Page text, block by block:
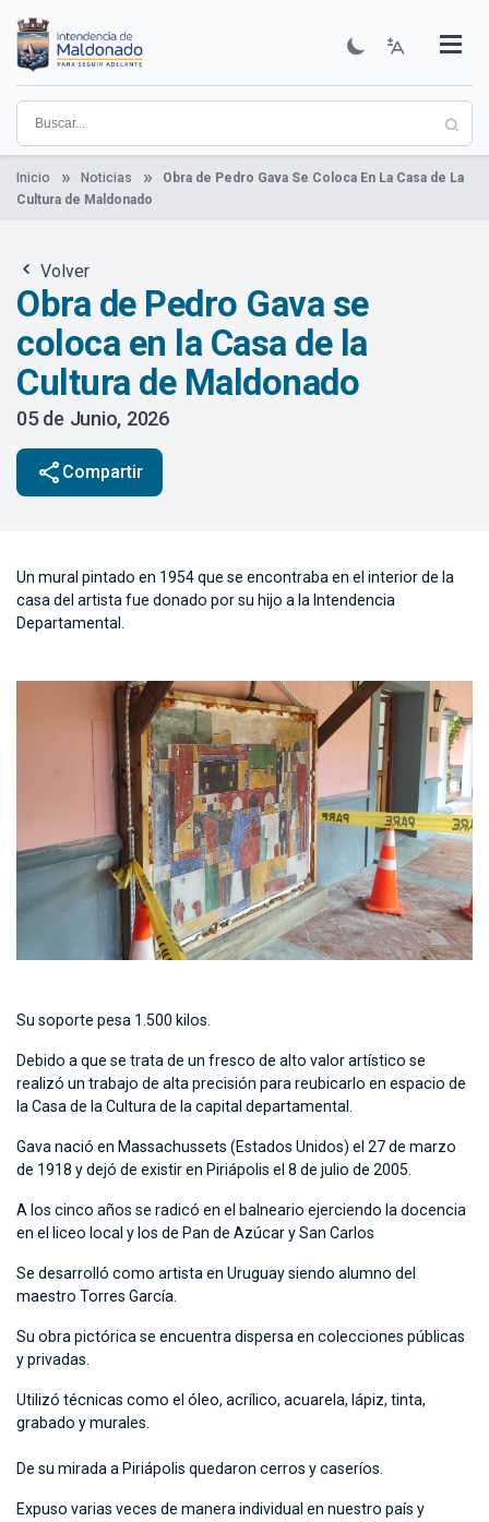
contenido
principal
Institucional
Municipios
Descubre Maldonado
Comunicación
Servicios
Guía De Trámites
Ver Noticias
Inicio Noticias
Obra de Pedro Gava Se Coloca En La Casa de La
Cultura de Maldonado
Volver
Obra de Pedro Gava se
coloca en la Casa de la
Cultura de Maldonado
05 de Junio, 2026
share Compartir
Un mural pintado en 1954 que se encontraba en el interior de la
casa del artista fue donado por su hijo a la Intendencia
Departamental.
Su soporte pesa 1.500 kilos.
Debido a que se trata de un fresco de alto valor artístico se
realizó un trabajo de alta precisión para reubicarlo en espacio de
la Casa de la Cultura de la capital departamental.
Gava nació en Massachussets (Estados Unidos) el 27 de marzo
de 1918 y dejó de existir en Piriápolis el 8 de julio de 2005.
A los cinco años se radicó en el balneario ejerciendo la docencia
en el liceo local y los de Pan de Azúcar y San Carlos
Se desarrolló como artista en Uruguay siendo alumno del
maestro Torres García.
Su obra pictórica se encuentra dispersa en colecciones públicas
y privadas.
Utilizó técnicas como el óleo, acrílico, acuarela, lápiz, tinta,
grabado y murales.
De su mirada a Piriápolis quedaron cerros y caseríos.
Expuso varias veces de manera individual en nuestro país y